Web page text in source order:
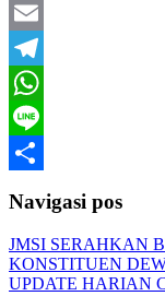
Twitter
Email
Telegram
WhatsApp
Line
Navigasi pos
JMSI SERAHKAN
KONSTITUEN
UPDATE HARIAN